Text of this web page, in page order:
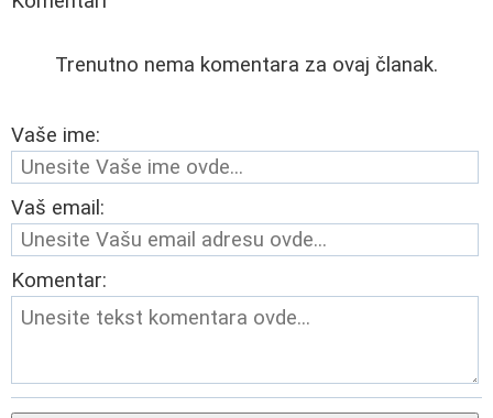
Trenutno nema komentara za ovaj članak.
Vaše ime:
Vaš email:
Komentar: